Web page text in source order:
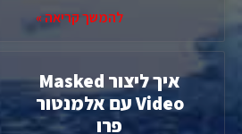
להמשך קריאה »
איך ליצור Masked
Video עם אלמנטור
פרו